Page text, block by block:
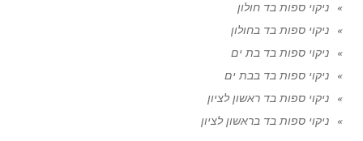
ניקוי ספות בד חולון
ניקוי ספות בד בחולון
ניקוי ספות בד בת ים
ניקוי ספות בד בבת ים
ניקוי ספות בד ראשון לציון
ניקוי ספות בד בראשון לציון